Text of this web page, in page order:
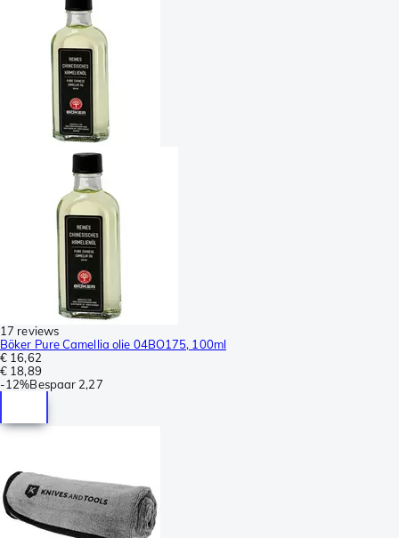
17 reviews
Böker Pure Camellia olie 04BO175, 100ml
€ 16,62
€ 18,89
-12%Bespaar 2,27